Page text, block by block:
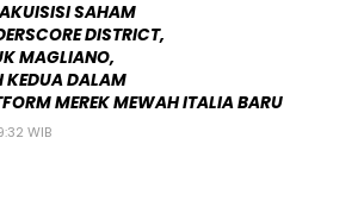
SAHAM
DISTRICT,
MAGLIANO,
KEDUA DALAM
MEREK MEWAH ITALIA BARU
WIB